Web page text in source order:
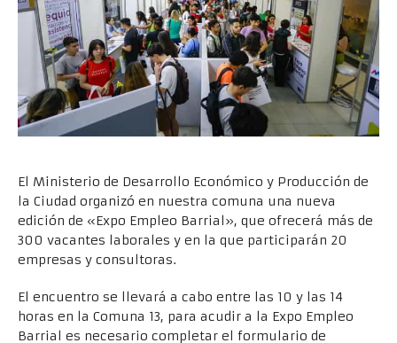
El Ministerio de Desarrollo Económico y Producción de
la Ciudad organizó en nuestra comuna una nueva
edición de «Expo Empleo Barrial», que ofrecerá más de
300 vacantes laborales y en la que participarán 20
empresas y consultoras.
El encuentro se llevará a cabo entre las 10 y las 14
horas en la Comuna 13, para acudir a la Expo Empleo
Barrial es necesario completar el formulario de